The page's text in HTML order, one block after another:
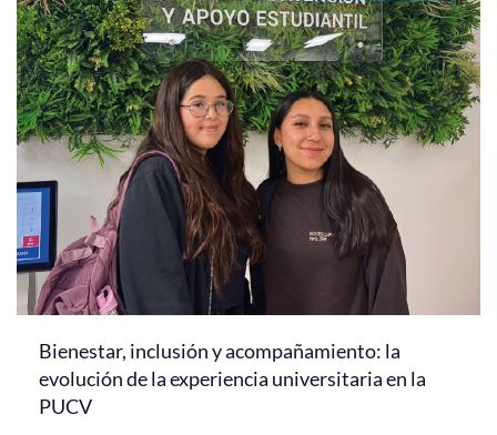
Bienestar, inclusión y acompañamiento: la
evolución de la experiencia universitaria en la
PUCV